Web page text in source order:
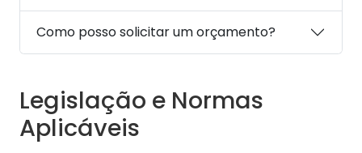
Como posso solicitar um orçamento?
Legislação e Normas
Aplicáveis